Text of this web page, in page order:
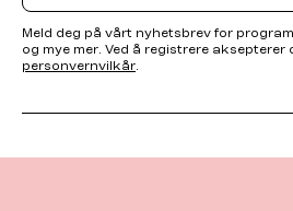
Meld deg på vårt nyhetsbrev for
og mye mer. Ved å registrere aksepterer
personvernvilkår.